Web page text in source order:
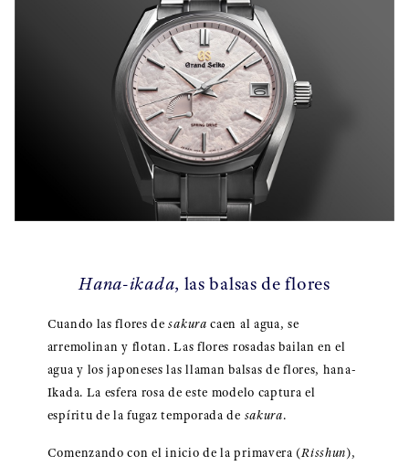
Hana-ikada, las balsas de flores
Cuando las flores desakura caen al agua, se
arremolinan y flotan. Las flores rosadas bailan en el
agua y los japoneses las llaman balsas de flores, hana-
Ikada. La esfera rosa de este modelo captura el
espíritu de la fugaz temporada de sakura.
Comenzando con el inicio de la primavera (Risshun),